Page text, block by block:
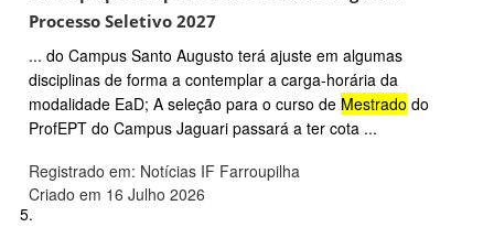
Processo Seletivo 2027
... do Campus Santo Augusto terá ajuste em algumas
disciplinas de forma a contemplar a carga-horária da
modalidade EaD; A seleção para o curso de Mestrado do
ProfEPT do Campus Jaguari passará a ter cota ...
Registrado em: Notícias IF Farroupilha
Criado em 16 Julho 2026
5.